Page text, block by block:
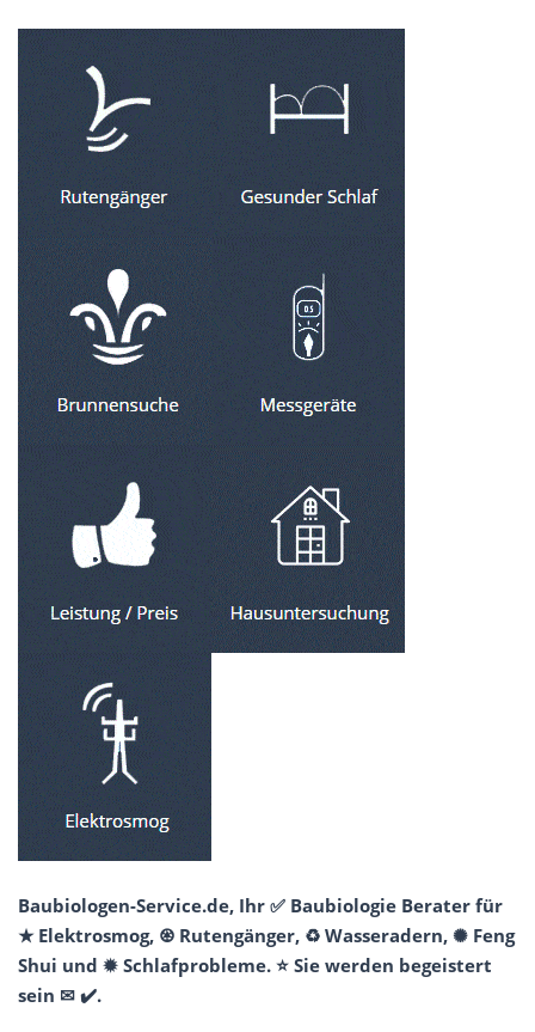
Baubiologen-Service.de, Ihr ✅ Baubiologie Berater für
★ Elektrosmog, ♼ Rutengänger, ♻ Wasseradern, ✺ Feng
Shui und ✹ Schlafprobleme. ⭐ Sie werden begeistert
sein ✉ ✔️.